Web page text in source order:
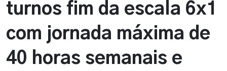
turnos fim da escala 6x1
com jornada máxima de
40 horas semanais e